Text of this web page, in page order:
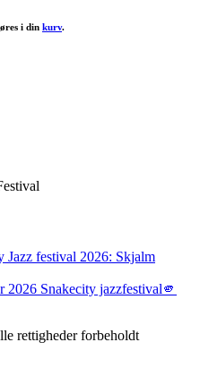
i din kurv.
Jazz festival 2026: Skjalm
2026 Snakecity jazzfestival🫵
rettigheder forbeholdt